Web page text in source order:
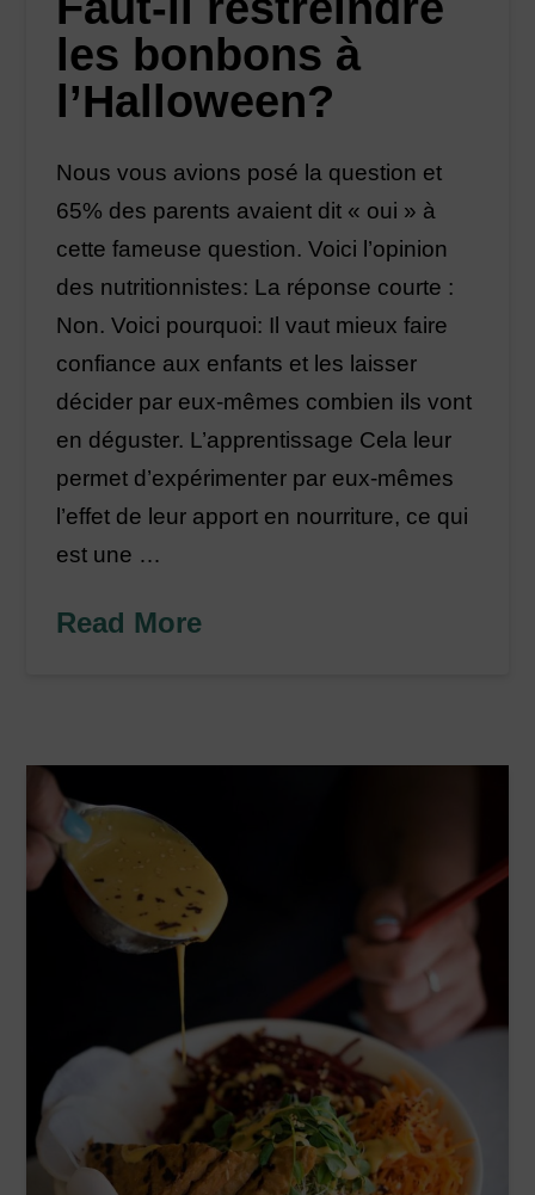
les bonbons à
l’Halloween?
Nous vous avions posé la question et
65% des parents avaient dit « oui » à
cette fameuse question. Voici l’opinion
des nutritionnistes: La réponse courte :
Non. Voici pourquoi: Il vaut mieux faire
confiance aux enfants et les laisser
décider par eux-mêmes combien ils vont
en déguster. L’apprentissage Cela leur
permet d’expérimenter par eux-mêmes
l’effet de leur apport en nourriture, ce qui
est une …
Read More